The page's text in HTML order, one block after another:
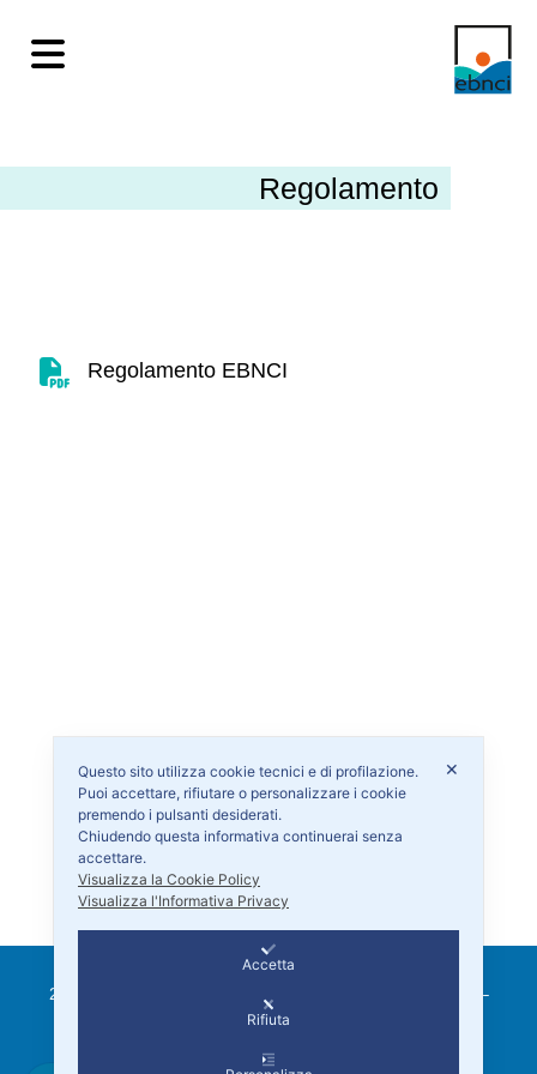
Regolamento
Regolamento EBNCI
2026 © EBNCI Ente Bilaterale Nazionale Consorzi Irrigui –
C.F. 96583660582
Informativa Privacy
✕
Questo sito utilizza cookie tecnici e di profilazione.
Puoi accettare, rifiutare o personalizzare i cookie
premendo i pulsanti desiderati.
Chiudendo questa informativa continuerai senza
accettare.
Visualizza la Cookie Policy
Visualizza l'Informativa Privacy
Accetta
Rifiuta